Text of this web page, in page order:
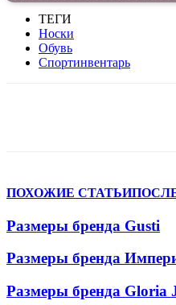
ТЕГИ
Носки
Обувь
Спортинвентарь
ПОХОЖИЕ СТАТЬИ
Размеры бренда Gusti
Размеры бренда
Размеры бренда Gloria